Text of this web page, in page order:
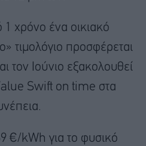
1 χρόνο ένα οικιακό
τιμολόγιο προσφέρεται
τον Ιούνιο εξακολουθεί
Swift on time στα
€/kWh για το φυσικό